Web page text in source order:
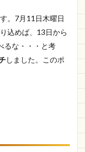
。7月11日木曜日
込めば、13日から
るな・・・と考
しました。このポ